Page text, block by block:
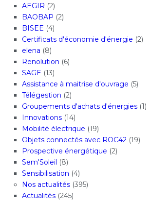
AEGIR (2)
BAOBAP (2)
BISEE (4)
Certificats d'économie d'énergie (2)
elena (8)
Renolution (6)
SAGE (13)
Assistance à maitrise d'ouvrage (5)
Télégestion (2)
Groupements d'achats d'énergies(1)
Innovations(14)
Mobilité électrique (19)
Objets connectés avec ROC42(19)
Prospective énergétique (2)
Sem'Soleil (8)
Sensibilisation (4)
Nos actualités(395)
Actualités(245)